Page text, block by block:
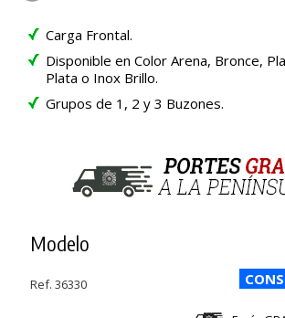
Carga Frontal.
Disponible en Color Arena, Bronce,
Plata o Inox Brillo.
Grupos de 1, 2 y 3 Buzones.
Modelo
Ref. 36330